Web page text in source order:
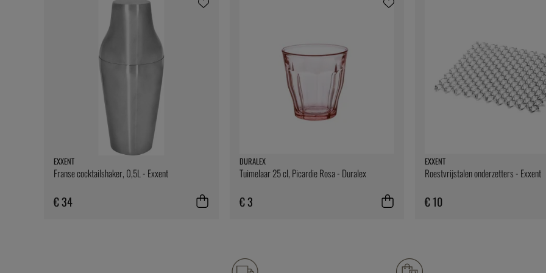
EXXENT
Franse cocktailshaker, 0,5L - Exxent
€ 34
DURALEX
Tuimelaar 25 cl, Picardie Rosa - Duralex
€ 3
EXXENT
Roestvrijstalen onderzetters - Exxent
€ 10